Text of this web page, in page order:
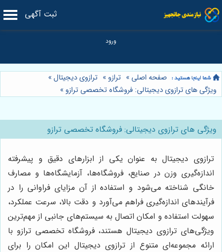
ثبت آگهی
صفحه اصلی » ترازو » ترازوی دیجیتال»
ویژگی های ترازوی دیجیتالی: فروشگاه تخصصی ترازو »
ویژگی های ترازوی دیجیتالی: فروشگاه تخصصی ترازو
ترازوی دیجیتال به عنوان یکی از ابزارهای دقیق و پیشرفته
اندازه‌گیری وزن در صنایع، فروشگاه‌ها، آزمایشگاه‌ها و مصارف
خانگی شناخته می‌شود و استفاده از آن مزایای فراوانی را در
فرآیندهای اندازه‌گیری فراهم می‌آورد و دقت بالا، سرعت عملکرد،
سهولت استفاده و امکان اتصال به سیستم‌های جانبی از مهم‌ترین
ویژگی‌های ترازوی دیجیتال هستند، فروشگاه تخصصی ترازو با
ارائه مجموعه‌ای متنوع از ترازوی دیجیتال این امکان را برای